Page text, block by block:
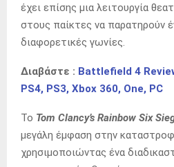
έχει επίσης μια λειτουργία
στους παίκτες να παρατηρούν
διαφορετικές γωνίες.
Διαβάστε : Battlefield 4
PS4, PS3, Xbox 360, One, PC
Το Tom Clancy’s Rainbow Six
μεγάλη έμφαση στην
χρησιμοποιώντας ένα